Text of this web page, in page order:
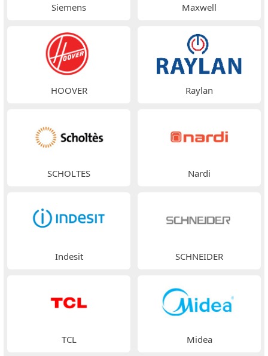
Siemens Maxwell
HOOVER Raylan
SCHOLTES Nardi
Indesit SCHNEIDER
TCL Midea